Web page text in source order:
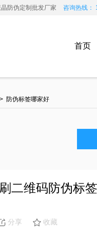
防伪定制批发厂家 咨询热线：
首页
> 防伪标签哪家好
二维码防伪标
分享 收藏